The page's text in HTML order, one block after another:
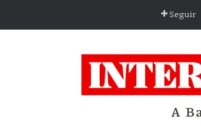
Seguir